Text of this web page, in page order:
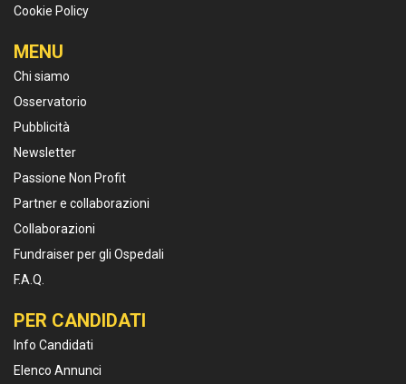
Cookie Policy
MENU
Chi siamo
Osservatorio
Pubblicità
Newsletter
Passione Non Profit
Partner e collaborazioni
Collaborazioni
Fundraiser per gli Ospedali
F.A.Q.
PER CANDIDATI
Info Candidati
Elenco Annunci